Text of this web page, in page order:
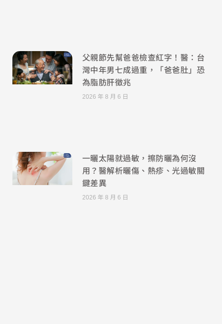
父親節先幫爸爸檢查紅字！醫：台
灣中年男七成過重，「爸爸肚」恐
為脂肪肝徵兆
2026 年 8 月 6 日
一曬太陽就過敏，擦防曬為何沒
用？醫解析曬傷、熱疹、光過敏關
鍵差異
2026 年 8 月 6 日